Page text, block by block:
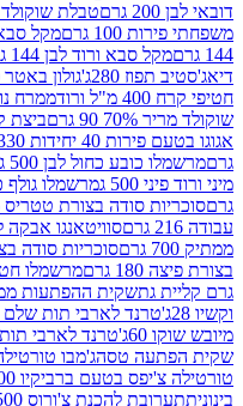
טבלת שוקולד דובאי חלב 200 גרם
גרם
מקל סבא צבעוני 144 גרם
סבא ורוד לבן 144 גרם
קלבי חטיף
280ג'
גולון באטר פליי 495ג'
ממרח נוטלה טבעוני 350
גרם
ביצת קינדר קלאסי
330 גרם
כחול לבן 500 גרם
מרשמלו
ג
מרשמלו גולף כחול 500 גרם
בצורת טטריס 216 גרם
סוויטאנגו אבקה להכנת אייס קפה
סוכריות סודה בצורת חותמת 198
מרשמלו חטיפי העמק 30 גרם
שקית ההפתעות ממתקים
לארבי תות שלם מיובש לבן 60ג'
טרנד לארבי תות שלם מיובש
טסהג'מבו טורטילה צ'יפס בטעם
בטעם ברביקיו 100 גרם
להכנת צ'ורוס 500ג'